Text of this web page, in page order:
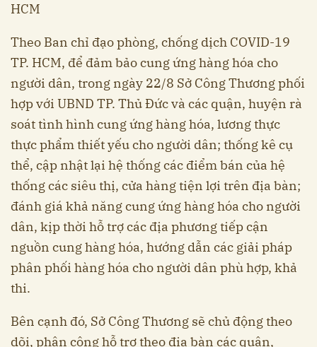
HCM
Theo Ban chỉ đạo phòng, chống dịch COVID-19
TP. HCM, để đảm bảo cung ứng hàng hóa cho
người dân, trong ngày 22/8 Sở Công Thương phối
hợp với UBND TP. Thủ Đức và các quận, huyện rà
soát tình hình cung ứng hàng hóa, lương thực
thực phẩm thiết yếu cho người dân; thống kê cụ
thể, cập nhật lại hệ thống các điểm bán của hệ
thống các siêu thị, cửa hàng tiện lợi trên địa bàn;
đánh giá khả năng cung ứng hàng hóa cho người
dân, kịp thời hỗ trợ các địa phương tiếp cận
nguồn cung hàng hóa, hướng dẫn các giải pháp
phân phối hàng hóa cho người dân phù hợp, khả
thi.
Bên cạnh đó, Sở Công Thương sẽ chủ động theo
dõi, phân công hỗ trợ theo địa bàn các quận,